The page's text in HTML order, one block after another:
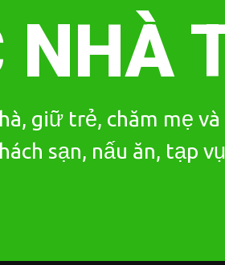
NHÀ
giữ trẻ, chăm mẹ
sạn, nấu ăn, tạp